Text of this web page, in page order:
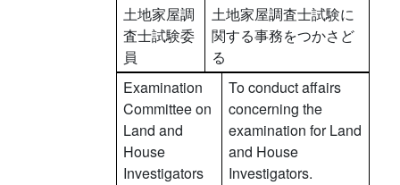
土地家屋調
査士試験委
員
土地家屋調査士試験に
関する事務をつかさど
る
Examination
Committee on
Land and
House
Investigators
To conduct affairs
concerning the
examination for Land
and House
Investigators.